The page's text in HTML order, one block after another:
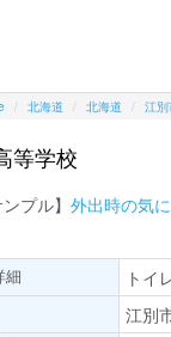
北海道 北海道 江別
等学校
プル】 外出時の気
細
トイ
江別